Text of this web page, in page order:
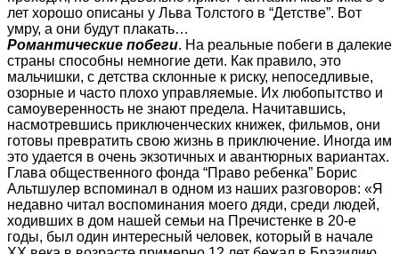
лет хорошо описаны у Льва Толстого в “Детстве”. Вот
умру, а они будут плакать…
Романтические побеги. На реальные побеги в далекие
страны способны немногие дети. Как правило, это
мальчишки, с детства склонные к риску, непоседливые,
озорные и часто плохо управляемые. Их любопытство и
самоуверенность не знают предела. Начитавшись,
насмотревшись приключенческих книжек, фильмов, они
готовы превратить свою жизнь в приключение. Иногда им
это удается в очень экзотичных и авантюрных вариантах.
Глава общественного фонда “Право ребенка” Борис
Альтшулер вспоминал в одном из наших разговоров: «Я
недавно читал воспоминания моего дяди, среди людей,
ходивших в дом нашей семьи на Пречистенке в 20-е
годы, был один интересный человек, который в начале